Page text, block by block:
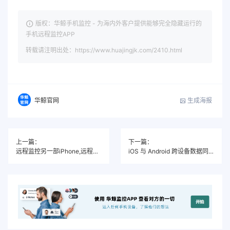
版权：华鲸手机监控 - 为海内外客户提供能够完全隐藏运行的
手机远程监控APP
转载请注明出处：https://www.huajingjk.com/2410.html
华鲸官网 生成海报
上一篇：
远程监控另一部iPhone,远程追踪苹果手机同步接收获取数据
下一篇：
iOS 与 Android 跨设备数据同步教程：照片、联系人、微信、备忘录一键搞定！